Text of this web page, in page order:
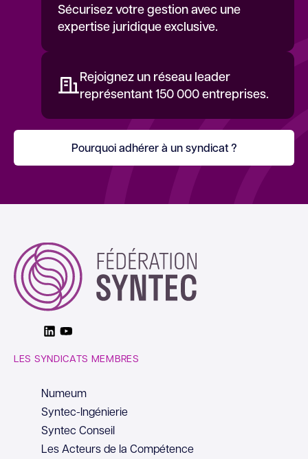
Sécurisez votre gestion avec une
expertise juridique exclusive.
Rejoignez un réseau leader
représentant 150 000 entreprises.
Pourquoi adhérer à un syndicat ?
LinkedinYoutube
LES SYNDICATS MEMBRES
Numeum
Syntec-Ingénierie
Syntec Conseil
Les Acteurs de la Compétence